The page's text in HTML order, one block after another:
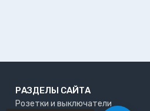
РАЗДЕЛЫ САЙТА
Розетки и выключатели